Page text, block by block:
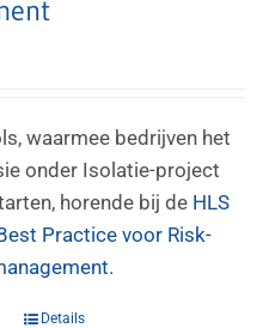
waarmee bedrijven het
onder Isolatie-project
horende bij de HLS
Practice voor Risk-
.
Details